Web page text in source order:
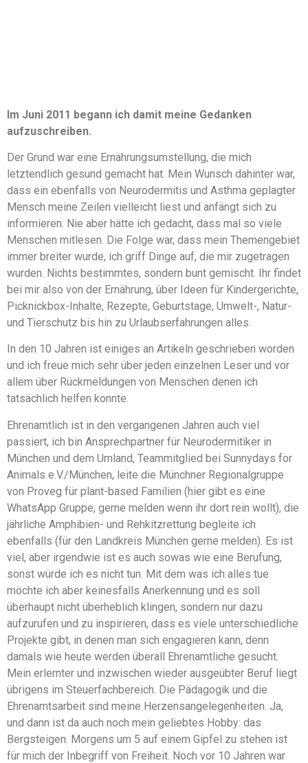
Im Juni 2011 begann ich damit meine Gedanken
aufzuschreiben.
Der Grund war eine Ernährungsumstellung, die mich
letztendlich gesund gemacht hat. Mein Wunsch dahinter war,
dass ein ebenfalls von Neurodermitis und Asthma geplagter
Mensch meine Zeilen vielleicht liest und anfängt sich zu
informieren. Nie aber hätte ich gedacht, dass mal so viele
Menschen mitlesen. Die Folge war, dass mein Themengebiet
immer breiter wurde, ich griff Dinge auf, die mir zugetragen
wurden. Nichts bestimmtes, sondern bunt gemischt. Ihr findet
bei mir also von der Ernährung, über Ideen für Kindergerichte,
Picknickbox-Inhalte, Rezepte, Geburtstage, Umwelt-, Natur-
und Tierschutz bis hin zu Urlaubserfahrungen alles.
In den 10 Jahren ist einiges an Artikeln geschrieben worden
und ich freue mich sehr über jeden einzelnen Leser und vor
allem über Rückmeldungen von Menschen denen ich
tatsächlich helfen konnte.
Ehrenamtlich ist in den vergangenen Jahren auch viel
passiert, ich bin Ansprechpartner für Neurodermitiker in
München und dem Umland, Teammitglied bei Sunnydays for
Animals e.V./München, leite die Münchner Regionalgruppe
von Proveg für plant-based Familien (hier gibt es eine
WhatsApp Gruppe, gerne melden wenn ihr dort rein wollt), die
jährliche Amphibien- und Rehkitzrettung begleite ich
ebenfalls (für den Landkreis München gerne melden). Es ist
viel, aber irgendwie ist es auch sowas wie eine Berufung,
sonst würde ich es nicht tun. Mit dem was ich alles tue
möchte ich aber keinesfalls Anerkennung und es soll
überhaupt nicht überheblich klingen, sondern nur dazu
aufzurufen und zu inspirieren, dass es viele unterschiedliche
Projekte gibt, in denen man sich engagieren kann, denn
damals wie heute werden überall Ehrenamtliche gesucht.
Mein erlernter und inzwischen wieder ausgeübter Beruf liegt
übrigens im Steuerfachbereich. Die Pädagogik und die
Ehrenamtsarbeit sind meine Herzensangelegenheiten. Ja,
und dann ist da auch noch mein geliebtes Hobby: das
Bergsteigen. Morgens um 5 auf einem Gipfel zu stehen ist
für mich der Inbegriff von Freiheit. Noch vor 10 Jahren war